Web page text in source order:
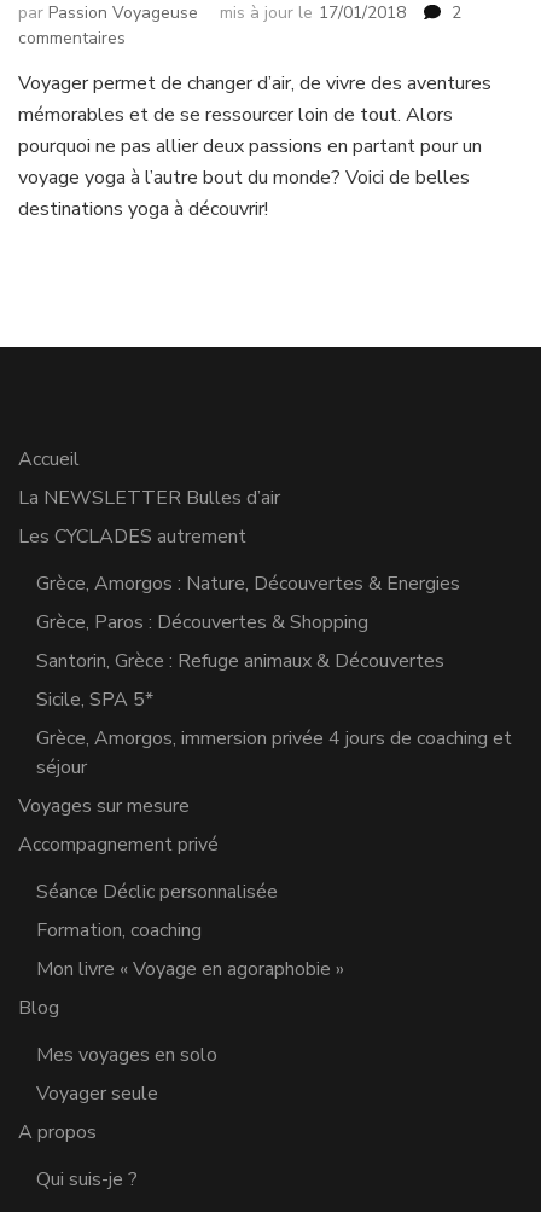
par Passion Voyageuse mis à jour le 17/01/2018
2
commentaires
5
destinations
yoga
à
découvrir!
Voyager permet de changer d’air, de vivre des aventures
mémorables et de se ressourcer loin de tout. Alors
pourquoi ne pas allier deux passions en partant pour un
voyage yoga à l’autre bout du monde? Voici de belles
destinations yoga à découvrir!
Accueil
La NEWSLETTER Bulles d’air
Les CYCLADES autrement
Grèce, Amorgos : Nature, Découvertes & Energies
Grèce, Paros : Découvertes & Shopping
Santorin, Grèce : Refuge animaux & Découvertes
Sicile, SPA 5*
Grèce, Amorgos, immersion privée 4 jours de coaching et
séjour
Voyages sur mesure
Accompagnement privé
Séance Déclic personnalisée
Formation, coaching
Mon livre « Voyage en agoraphobie »
Blog
Mes voyages en solo
Voyager seule
A propos
Qui suis-je ?